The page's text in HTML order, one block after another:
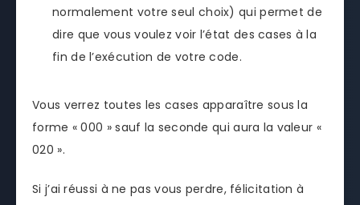
normalement votre seul choix) qui permet de
dire que vous voulez voir l’état des cases à la
fin de l’exécution de votre code.
Vous verrez toutes les cases apparaître sous la
forme « 000 » sauf la seconde qui aura la valeur «
020 ».
Si j’ai réussi à ne pas vous perdre, félicitation à